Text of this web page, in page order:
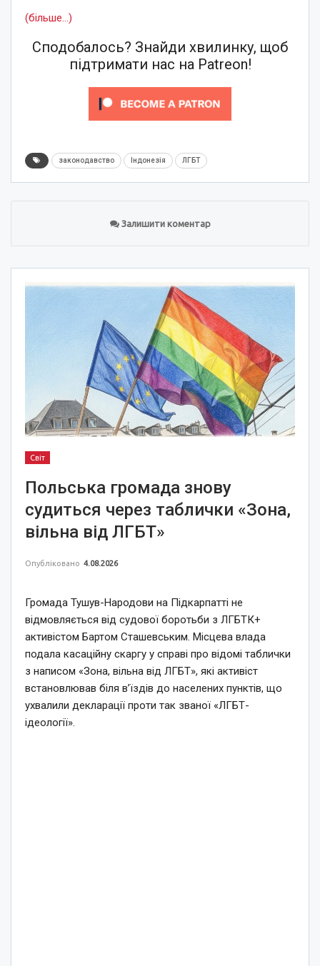
(більше…)
Сподобалось? Знайди хвилинку, щоб
підтримати нас на Patreon!
законодавство Індонезія ЛГБТ
Залишити коментар
Світ
Польська громада знову
судиться через таблички «Зона,
вільна від ЛГБТ»
Опубліковано 4.08.2026
Громада Тушув-Народови на Підкарпатті не
відмовляється від судової боротьби з ЛГБТК+
активістом Бартом Сташевським. Місцева влада
подала касаційну скаргу у справі про відомі таблички
з написом «Зона, вільна від ЛГБТ», які активіст
встановлював біля в’їздів до населених пунктів, що
ухвалили декларації проти так званої «ЛГБТ-
ідеології».